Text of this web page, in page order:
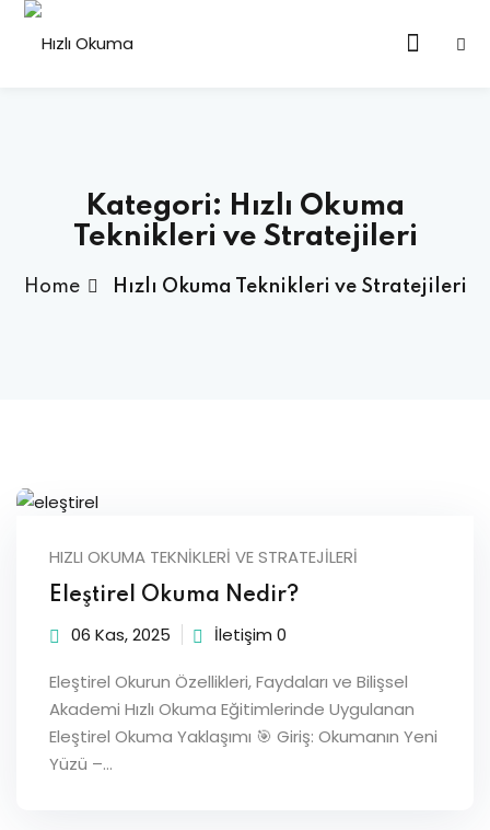
Özel Ders Online
Kategori: Hızlı Okuma
Teknikleri ve Stratejileri
Home Hızlı Okuma Teknikleri ve Stratejileri
HIZLI OKUMA TEKNIKLERI VE STRATEJILERI
Eleştirel Okuma Nedir?
06 Kas, 2025 İletişim 0
Eleştirel Okurun Özellikleri, Faydaları ve Bilişsel
Akademi Hızlı Okuma Eğitimlerinde Uygulanan
Eleştirel Okuma Yaklaşımı 🎯 Giriş: Okumanın Yeni
Yüzü –…
Already have an account?Sign in